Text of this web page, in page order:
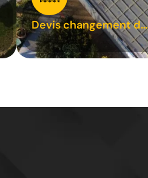
Devis changement de
tuile 31